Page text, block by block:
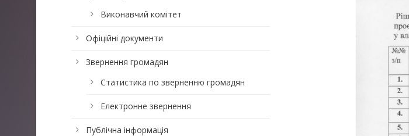
Виконавчий комітет
Офіційні документи
Звернення громадян
Статистика по зверненню громадян
Електронне звернення
Публічна інформація